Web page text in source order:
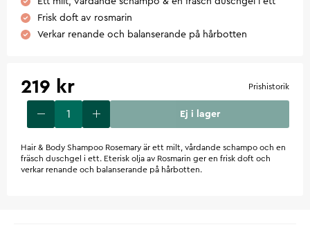
Frisk doft av rosmarin
Verkar renande och balanserande på hårbotten
219 kr Prishistorik
Ej i lager
Hair & Body Shampoo Rosemary är ett milt, vårdande schampo och en
fräsch duschgel i ett. Eterisk olja av Rosmarin ger en frisk doft och
verkar renande och balanserande på hårbotten.